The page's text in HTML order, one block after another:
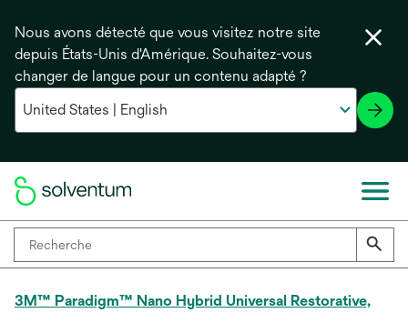
Nous avons détecté que vous visitez notre site
depuis États-Unis d'Amérique. Souhaitez-vous
changer de langue pour un contenu adapté ?
3M™ Paradigm™ Nano Hybrid Universal Restorative,